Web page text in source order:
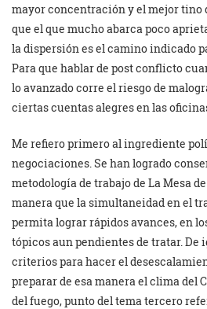
mayor concentración y el mejor tino
que el que mucho abarca poco
la dispersión es el camino indicado
Para que hablar de post conflicto
lo avanzado corre el riesgo de
ciertas cuentas alegres en las
Me refiero primero al ingrediente
negociaciones. Se han logrado
metodología de trabajo de La Mesa
manera que la simultaneidad en el
permita lograr rápidos avances, en
tópicos aun pendientes de tratar. De
criterios para hacer el
preparar de esa manera el clima del
del fuego, punto del tema tercero